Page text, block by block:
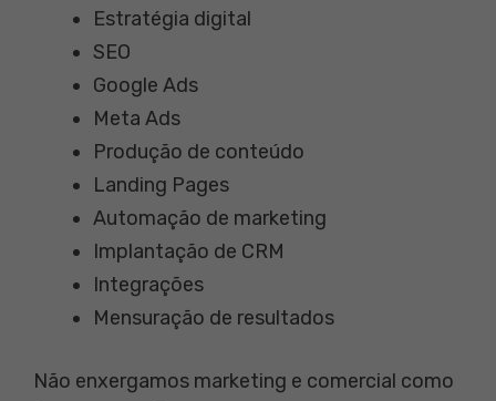
Estratégia digital
SEO
Google Ads
Meta Ads
Produção de conteúdo
Landing Pages
Automação de marketing
Implantação de CRM
Integrações
Mensuração de resultados
Não enxergamos marketing e comercial como